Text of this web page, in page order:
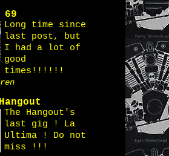
69
Long time since
last post, but
I had a lot of
good
times!!!!!!
The Hangout's
last gig ! La
Ultima ! Do not
miss !!!